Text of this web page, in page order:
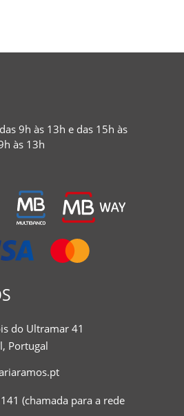
9h às 13h e das 15h às
às 13h
do Ultramar 41
Portugal
(chamada para a rede